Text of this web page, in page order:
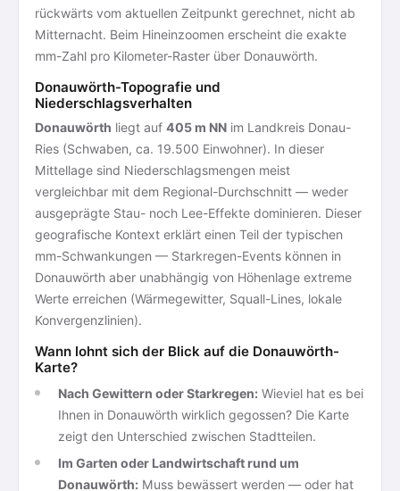
rückwärts vom aktuellen Zeitpunkt gerechnet, nicht ab
Mitternacht. Beim Hineinzoomen erscheint die exakte
mm-Zahl pro Kilometer-Raster über Donauwörth.
Donauwörth-Topografie und
Niederschlagsverhalten
Donauwörth liegt auf 405 m NN im Landkreis Donau-
Ries (Schwaben, ca. 19.500 Einwohner). In dieser
Mittellage sind Niederschlagsmengen meist
vergleichbar mit dem Regional-Durchschnitt — weder
ausgeprägte Stau- noch Lee-Effekte dominieren. Dieser
geografische Kontext erklärt einen Teil der typischen
mm-Schwankungen — Starkregen-Events können in
Donauwörth aber unabhängig von Höhenlage extreme
Werte erreichen (Wärmegewitter, Squall-Lines, lokale
Konvergenzlinien).
Wann lohnt sich der Blick auf die Donauwörth-
Karte?
Nach Gewittern oder Starkregen: Wieviel hat es bei
Ihnen in Donauwörth wirklich gegossen? Die Karte
zeigt den Unterschied zwischen Stadtteilen.
Im Garten oder Landwirtschaft rund um
Donauwörth: Muss bewässert werden — oder hat